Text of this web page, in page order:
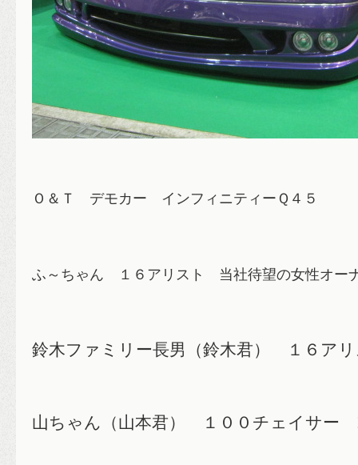
Ｏ＆Ｔ デモカー インフィニティーＱ４５
ふ～ちゃん １６ア リスト 当社待望の女性オー
鈴木ファミリー長男（鈴木君） １６
山ちゃん（山本君） １００チェイサー